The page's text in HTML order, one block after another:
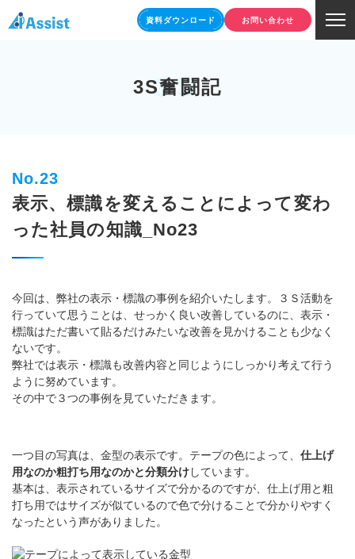
資料ダウンロード お問い合わせ
3S奮闘記
3S
No.23
表示、標識を変えることによって変わ
った社員の知識_No23
今回は、弊社の表示・標識の事例を紹介いたします。３Ｓ活動を
行っていて思うことは、せっかく良い改善しているのに、表示・
標識はただ書いて貼るだけみたいな改善を見かけることも少なく
ないです。
弊社では表示・標識も改善内容と同じようにしっかり考えて行う
ように努めています。
その中で３つの事例を見ていただきます。
一つ目の写真は、金型の表示です。テープの色によって、 仕上げ
用なのか粗打ち用なのかと分類分けしています。
基本は、表示されているサイズで分かるのですが、仕上げ用と粗
打ち用ではサイズが似ているので色で分けることで分かりやすく
なったという声がありました。